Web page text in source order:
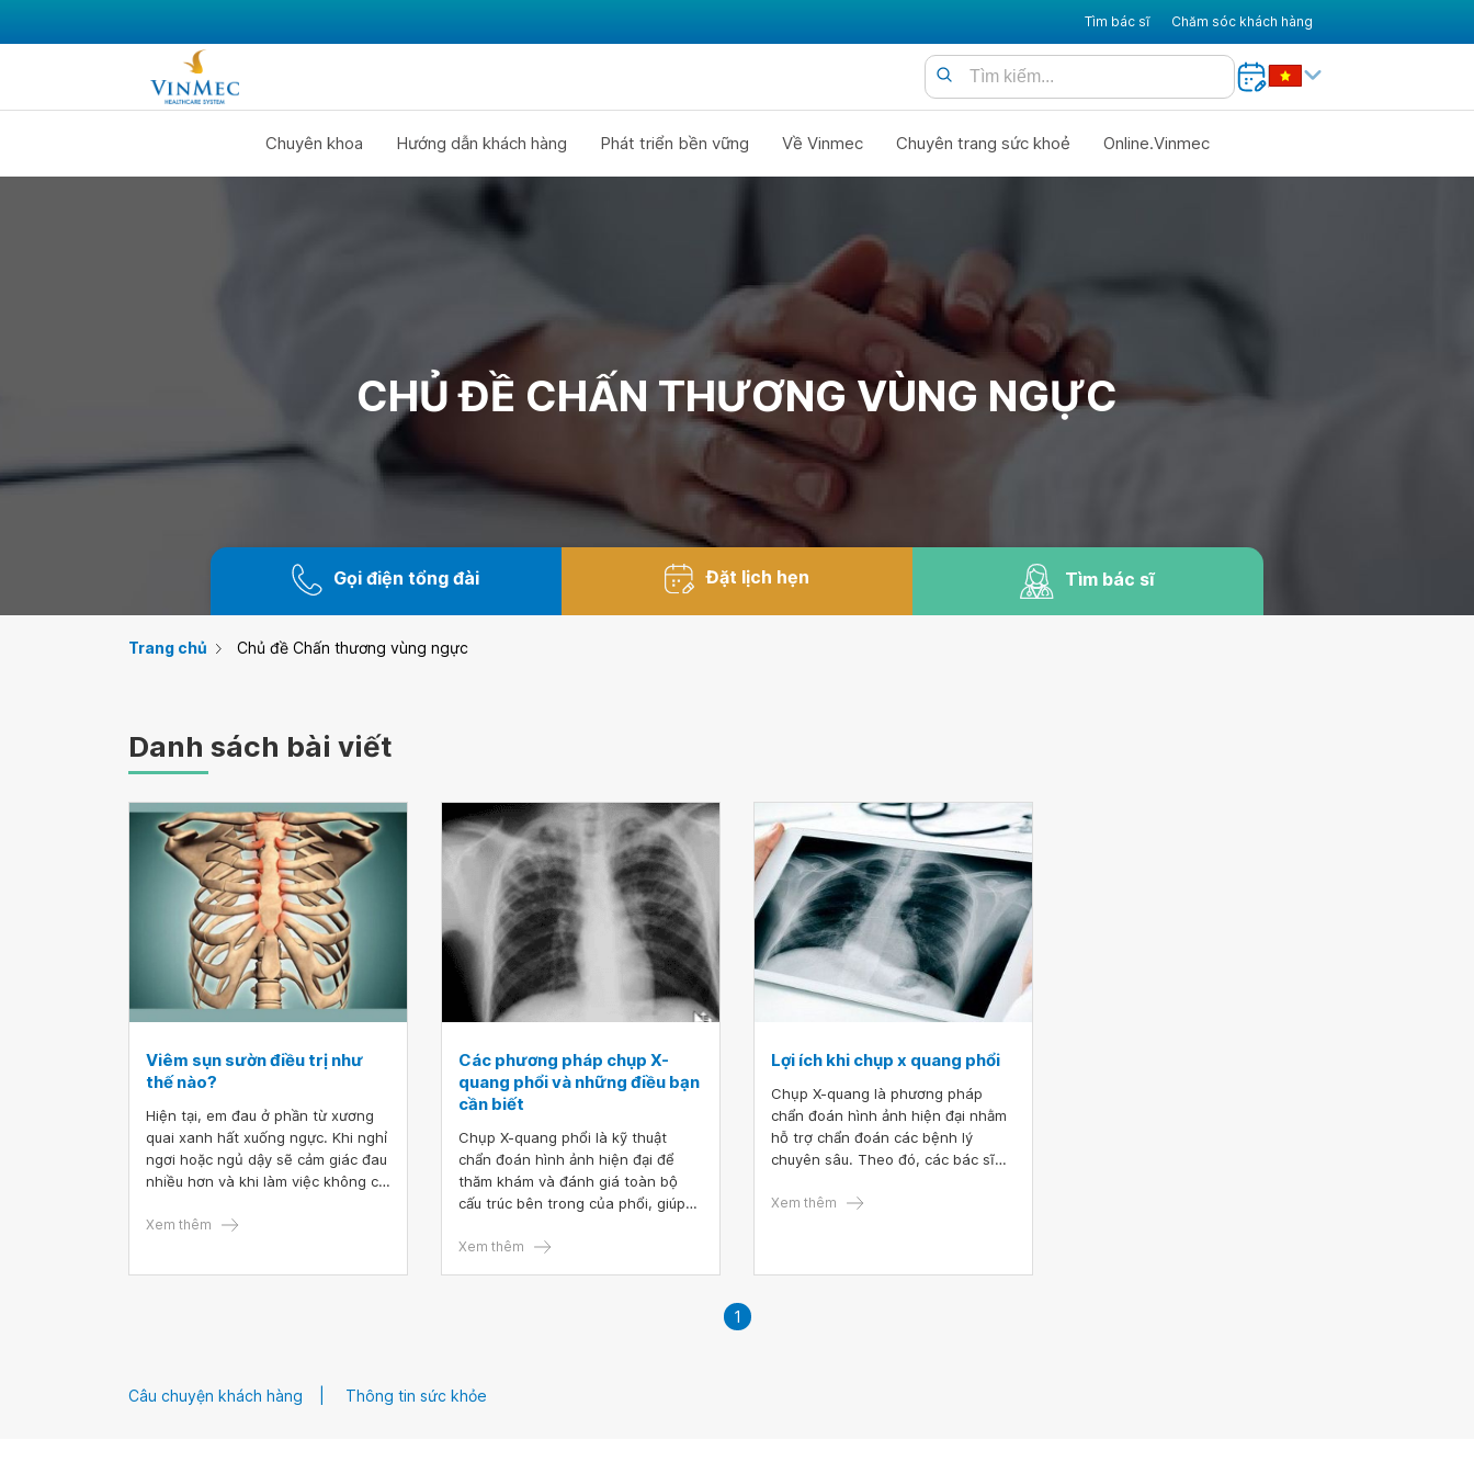
Tìm bác sĩ Chăm sóc khách hàng
Chuyên khoa Hướng dẫn khách hàng Phát triển bền vững Về Vinmec Chuyên trang sức khoẻ Online.Vinmec
CHỦ ĐỀ CHẤN THƯƠNG VÙNG NGỰC
Gọi điện tổng đài Đặt lịch hẹn Tìm bác sĩ
Trang chủ Chủ đề Chấn thương vùng ngực
Danh sách bài viết
Viêm sụn sườn điều trị như
thế nào?
Hiện tại, em đau ở phần từ xương
quai xanh hất xuống ngực. Khi nghỉ
ngơi hoặc ngủ dậy sẽ cảm giác đau
nhiều hơn và khi làm việc không có
bệnh viện, được chẩn đoán bị viêm
Xem thêm
Các phương pháp chụp X-
quang phổi và những điều bạn
cần biết
Chụp X-quang phổi là kỹ thuật
chẩn đoán hình ảnh hiện đại để
thăm khám và đánh giá toàn bộ
cấu trúc bên trong của phổi, giúp
phổi. Chụp X quang phổi bao gồm
Xem thêm
Lợi ích khi chụp x quang phổi
Chụp X-quang là phương pháp
chẩn đoán hình ảnh hiện đại nhằm
hỗ trợ chẩn đoán các bệnh lý
chuyên sâu. Theo đó, các bác sĩ
quang phổi trong các lần thăm
Xem thêm
1
Câu chuyện khách hàng Thông tin sức khỏe